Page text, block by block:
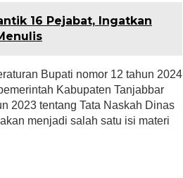
16 Pejabat, Ingatkan
Bupati nomor 12 tahun 2024
Kabupaten Tanjabbar
2023 tentang Tata Naskah Dinas
menjadi salah satu isi materi